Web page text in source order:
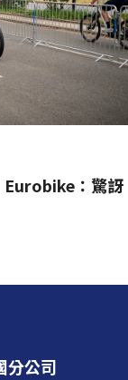
：驚訝
分公司